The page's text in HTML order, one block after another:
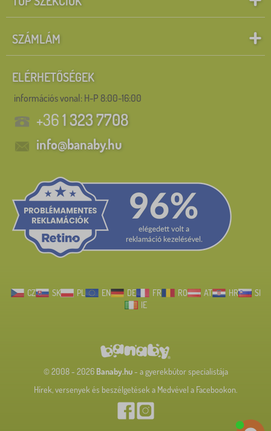
SZÁMLÁM
ELÉRHETŐSÉGEK
információs vonal: H-P 8:00-16:00
+361 323 7708
info@banaby.hu
CZ SK PL EN DE FR RO AT HR
SI
IE
© 2008 - 2026 Banaby.hu- a gyerekbútor specialistája
Hírek, versenyek és beszélgetések a Medvével a Facebookon.